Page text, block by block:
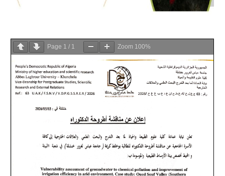
Page 1 / 1 Zoom 100%